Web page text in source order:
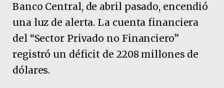
Banco Central, de abril pasado, encendió
una luz de alerta. La cuenta financiera
del “Sector Privado no Financiero”
registró un déficit de 2208 millones de
dólares.